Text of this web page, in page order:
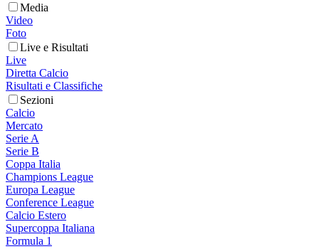
Media
Video
Foto
Live e Risultati
Live
Diretta Calcio
Risultati e Classifiche
Sezioni
Calcio
Mercato
Serie A
Serie B
Coppa Italia
Champions League
Europa League
Conference League
Calcio Estero
Supercoppa Italiana
Formula 1